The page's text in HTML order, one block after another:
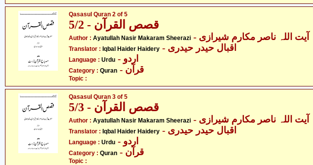
Qasasul Quran 2 of 5
قصص القرآن - 5/2
Author : Ayatullah Nasir Makaram Sheerazi - آیت اللہ ناصر مکارم شیرازی
Translator : Iqbal Haider Haidery - اقبال حیدر حیدری
Language : Urdu - اردو
Category : Quran - قرآن
Topic :
Qasasul Quran 3 of 5
قصص القرآن - 5/3
Author : Ayatullah Nasir Makaram Sheerazi - آیت اللہ ناصر مکارم شیرازی
Translator : Iqbal Haider Haidery - اقبال حیدر حیدری
Language : Urdu - اردو
Category : Quran - قرآن
Topic :